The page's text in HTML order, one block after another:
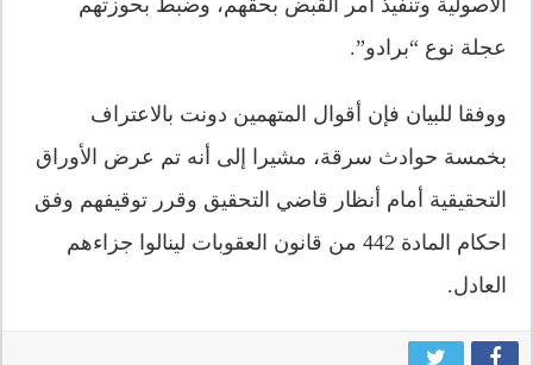
عجلة نوع “برادو”.
ووفقا للبيان فإن أقوال المتهمين دونت بالاعتراف
بخمسة حوادث سرقة، مشيرا إلى أنه تم عرض الأوراق
التحقيقية أمام أنظار قاضي التحقيق وقرر توقيفهم وفق
احكام المادة 442 من قانون العقوبات لينالوا جزاءهم
العادل.